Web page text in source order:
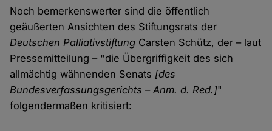
Noch bemerkenswerter sind die öffentlich
geäußerten Ansichten des Stiftungsrats der
Deutschen Palliativstiftung Carsten Schütz, der – laut
Pressemitteilung – "die Übergriffigkeit des sich
allmächtig wähnenden Senats [des
Bundesverfassungsgerichts – Anm. d. Red.]"
folgendermaßen kritisiert: